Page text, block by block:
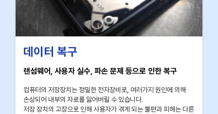
데이터 복구
랜섬웨어, 사용자 실수, 파손 문제 등으로 인한 복구
컴퓨터의 저장장치는 정밀한 전자장비로, 여러가지 원인에 의해
손상되어 내부의 자료를 잃어버릴 수 있습니다.
저장 장치의 고장으로 인해 사용자가 겪게 되는 불편과 피해는 다른